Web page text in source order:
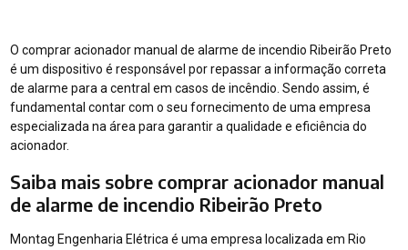
O comprar acionador manual de alarme de incendio Ribeirão Preto
é um dispositivo é responsável por repassar a informação correta
de alarme para a central em casos de incêndio. Sendo assim, é
fundamental contar com o seu fornecimento de uma empresa
especializada na área para garantir a qualidade e eficiência do
acionador.
Saiba mais sobre comprar acionador manual
de alarme de incendio Ribeirão Preto
Montag Engenharia Elétrica é uma empresa localizada em Rio